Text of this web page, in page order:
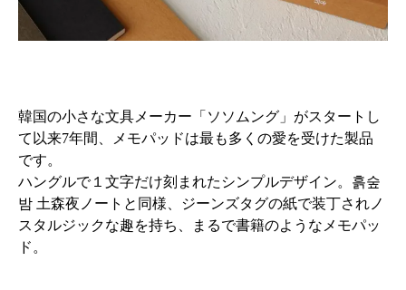
韓国の小さな文具メーカー「ソソムング」がスタートし
て以来7年間、メモパッドは最も多くの愛を受けた製品
です。
ハングルで１文字だけ刻まれたシンプルデザイン。흙숲
밤 土森夜ノートと同様、ジーンズタグの紙で装丁されノ
スタルジックな趣を持ち、まるで書籍のようなメモパッ
ド。